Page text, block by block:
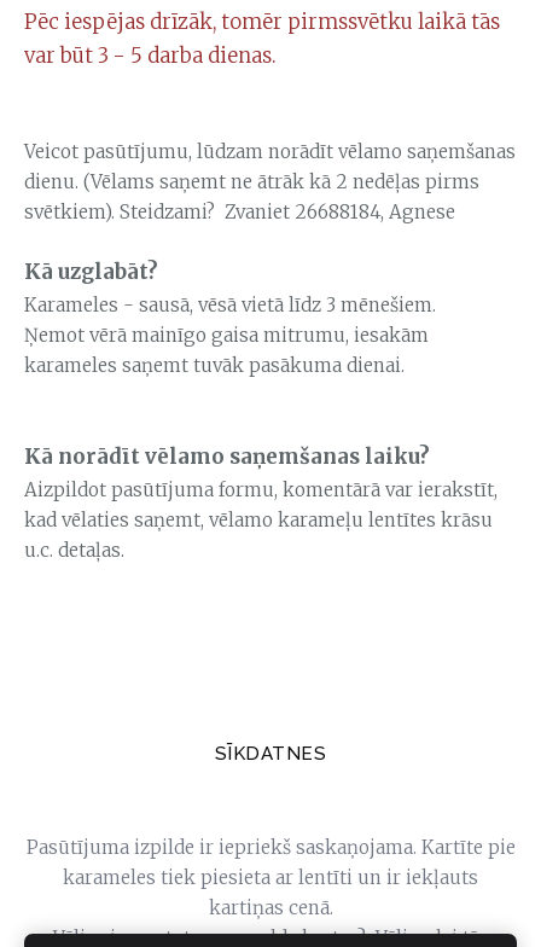
Pēc iespējas drīzāk, tomēr pirmssvētku laikā tās
var būt 3 - 5 darba dienas.
Veicot pasūtījumu, lūdzam norādīt vēlamo saņemšanas
dienu. (Vēlams saņemt ne ātrāk kā 2 nedēļas pirms
svētkiem). Steidzami? Zvaniet 26688184, Agnese
Kā uzglabāt?
Karameles - sausā, vēsā vietā līdz 3 mēnešiem.
Ņemot vērā mainīgo gaisa mitrumu, iesakām
karameles saņemt tuvāk pasākuma dienai.
Kā norādīt vēlamo saņemšanas laiku?
Aizpildot pasūtījuma formu, komentārā var ierakstīt,
kad vēlaties saņemt, vēlamo karameļu lentītes krāsu
u.c. detaļas.
SĪKDATNES
Pasūtījuma izpilde ir iepriekš saskaņojama. Kartīte pie
karameles tiek piesieta ar lentīti un ir iekļauts
kartiņas cenā.
Vēlies izmantot savas galda kartes? Vēlies, lai tās